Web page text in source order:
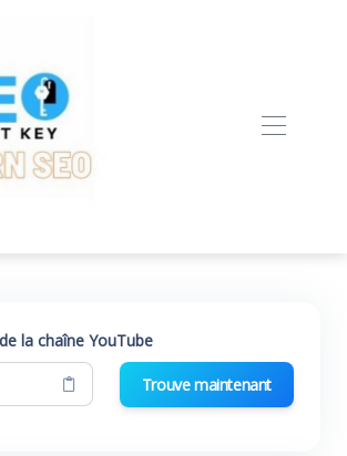
la chaîne YouTube
Trouve maintenant